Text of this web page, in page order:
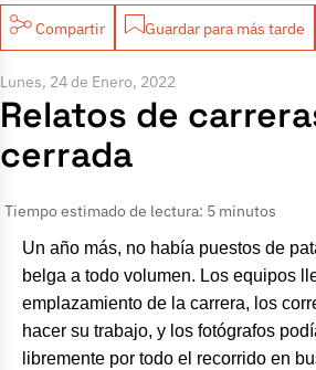
Compartir Guardar para más tarde
Lunes, 24 de Enero, 2022
Relatos de
cerrada
Tiempo estimado de lectura: 5 minutos
Un año más, no había puestos de
belga a todo volumen. Los equipos
emplazamiento de la carrera, los
hacer su trabajo, y los fotógrafos
libremente por todo el recorrido en